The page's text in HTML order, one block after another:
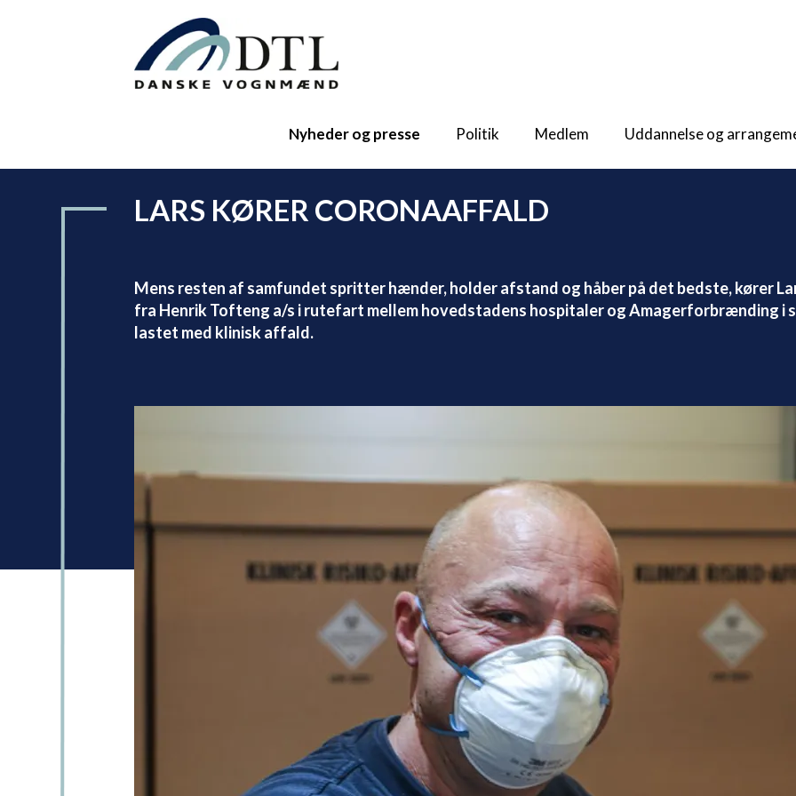
Nyheder og presse Politik Medlem Uddannelse og
LARS KØRER CORONAAFFALD
Mens resten af samfundet spritter hænder, holder afstand og håber på det bedste, kører
fra Henrik Tofteng a/s i rutefart mellem hovedstadens hospitaler og Amagerforbrænding i
lastet med klinisk affald.